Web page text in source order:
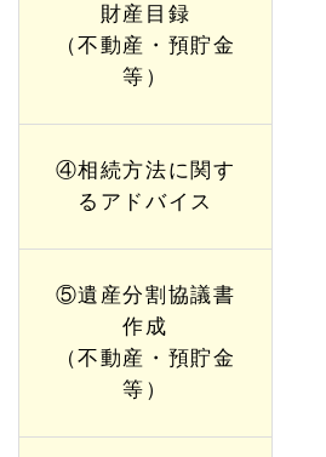
財産目録
（不動産・預貯金
等）
④相続方法に関す
るアドバイス
⑤遺産分割協議書
作成
（不動産・預貯金
等）